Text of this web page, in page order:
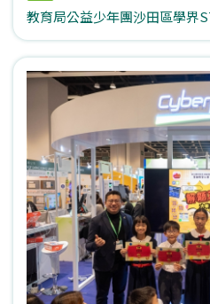
教育局公益少年團沙田區學界